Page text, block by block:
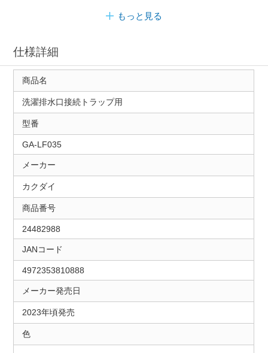
もっと見る
仕様詳細
商品名
洗濯排水口接続トラップ用
型番
GA-LF035
メーカー
カクダイ
商品番号
24482988
JANコード
4972353810888
メーカー発売日
2023年頃発売
色